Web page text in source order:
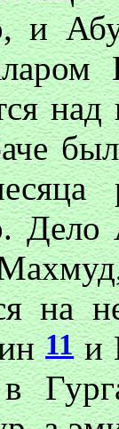
и
на
11и
в